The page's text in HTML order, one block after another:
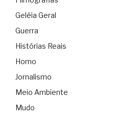
Geléia Geral
Guerra
Histórias Reais
Homo
Jornalismo
Meio Ambiente
Mudo